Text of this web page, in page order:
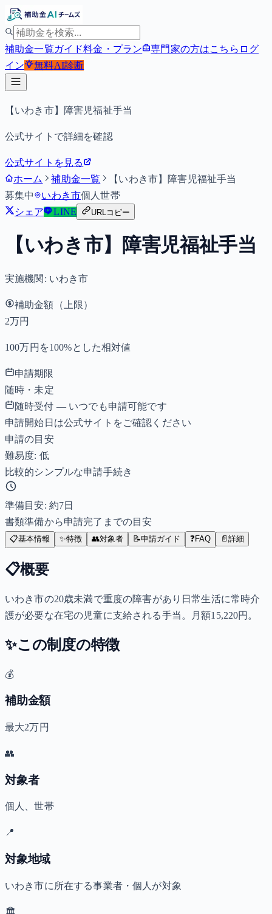
補助金一覧ガイド料金・プラン 専門家の方はこちら ログ
イン
無料AI診断
【いわき市】障害児福祉手当
公式サイトで詳細を確認
公式サイトを見る
ホーム
補助金一覧
【いわき市】障害児福祉手当
募集中
いわき市個人世帯
シェア
LINE URLコピー
【いわき市】障害児福祉手当
実施機関: いわき市
補助金額（上限）
2万円
100万円を100%とした相対値
申請期限
随時・未定
随時受付 — いつでも申請可能です
申請開始日は公式サイトをご確認ください
申請の目安
難易度: 低
比較的シンプルな申請手続き
準備目安: 約7日
書類準備から申請完了までの目安
📋基本情報 ✨特徴 👥対象者 📝申請ガイド ❓FAQ 📄 詳細
📋概要
いわき市の20歳未満で重度の障害があり日常生活に常時介
護が必要な在宅の児童に支給される手当。月額15,220円。
✨この制度の特徴
💰
補助金額
最大2万円
👥
対象者
個人、世帯
📍
対象地域
いわき市に所在する事業者・個人が対象
🏛️